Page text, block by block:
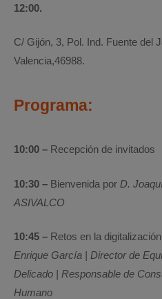
12:00.
C/ Gijón, 3, Pol. Ind. Fuente del
Valencia,46988.
Programa:
10:00 – Recepción de invitados
10:30 – Bienvenida por D.
ASIVALCO
10:45 – Retos en la
Enrique García | Director de
Delicado | Responsable de
Humano